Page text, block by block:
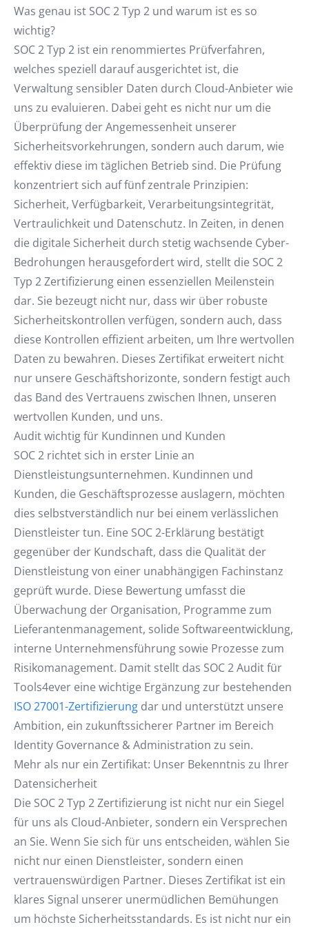
Was genau ist SOC 2 Typ 2 und warum ist es so
wichtig?
SOC 2 Typ 2 ist ein renommiertes Prüfverfahren,
welches speziell darauf ausgerichtet ist, die
Verwaltung sensibler Daten durch Cloud-Anbieter wie
uns zu evaluieren. Dabei geht es nicht nur um die
Überprüfung der Angemessenheit unserer
Sicherheitsvorkehrungen, sondern auch darum, wie
effektiv diese im täglichen Betrieb sind. Die Prüfung
konzentriert sich auf fünf zentrale Prinzipien:
Sicherheit, Verfügbarkeit, Verarbeitungsintegrität,
Vertraulichkeit und Datenschutz. In Zeiten, in denen
die digitale Sicherheit durch stetig wachsende Cyber-
Bedrohungen herausgefordert wird, stellt die SOC 2
Typ 2 Zertifizierung einen essenziellen Meilenstein
dar. Sie bezeugt nicht nur, dass wir über robuste
Sicherheitskontrollen verfügen, sondern auch, dass
diese Kontrollen effizient arbeiten, um Ihre wertvollen
Daten zu bewahren. Dieses Zertifikat erweitert nicht
nur unsere Geschäftshorizonte, sondern festigt auch
das Band des Vertrauens zwischen Ihnen, unseren
wertvollen Kunden, und uns.
Audit wichtig für Kundinnen und Kunden
SOC 2 richtet sich in erster Linie an
Dienstleistungsunternehmen. Kundinnen und
Kunden, die Geschäftsprozesse auslagern, möchten
dies selbstverständlich nur bei einem verlässlichen
Dienstleister tun. Eine SOC 2-Erklärung bestätigt
gegenüber der Kundschaft, dass die Qualität der
Dienstleistung von einer unabhängigen Fachinstanz
geprüft wurde. Diese Bewertung umfasst die
Überwachung der Organisation, Programme zum
Lieferantenmanagement, solide Softwareentwicklung,
interne Unternehmensführung sowie Prozesse zum
Risikomanagement. Damit stellt das SOC 2 Audit für
Tools4ever eine wichtige Ergänzung zur bestehenden
ISO 27001-Zertifizierung dar und unterstützt unsere
Ambition, ein zukunftssicherer Partner im Bereich
Identity Governance & Administration zu sein.
Mehr als nur ein Zertifikat: Unser Bekenntnis zu Ihrer
Datensicherheit
Die SOC 2 Typ 2 Zertifizierung ist nicht nur ein Siegel
für uns als Cloud-Anbieter, sondern ein Versprechen
an Sie. Wenn Sie sich für uns entscheiden, wählen Sie
nicht nur einen Dienstleister, sondern einen
vertrauenswürdigen Partner. Dieses Zertifikat ist ein
klares Signal unserer unermüdlichen Bemühungen
um höchste Sicherheitsstandards. Es ist nicht nur ein